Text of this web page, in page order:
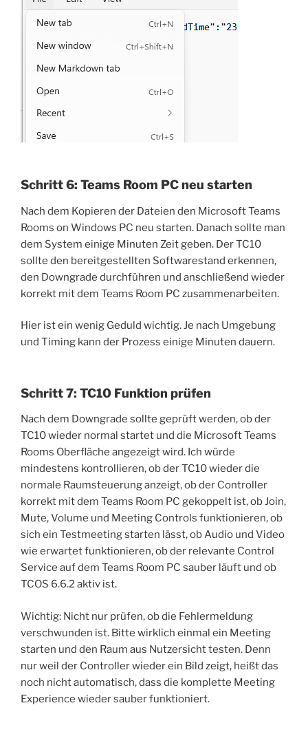
Schritt 6: Teams Room PC neu starten
Nach dem Kopieren der Dateien den Microsoft Teams
Rooms on Windows PC neu starten. Danach sollte man
dem System einige Minuten Zeit geben. Der TC10
sollte den bereitgestellten Softwarestand erkennen,
den Downgrade durchführen und anschließend wieder
korrekt mit dem Teams Room PC zusammenarbeiten.
Hier ist ein wenig Geduld wichtig. Je nach Umgebung
und Timing kann der Prozess einige Minuten dauern.
Schritt 7: TC10 Funktion prüfen
Nach dem Downgrade sollte geprüft werden, ob der
TC10 wieder normal startet und die Microsoft Teams
Rooms Oberfläche angezeigt wird. Ich würde
mindestens kontrollieren, ob der TC10 wieder die
normale Raumsteuerung anzeigt, ob der Controller
korrekt mit dem Teams Room PC gekoppelt ist, ob Join,
Mute, Volume und Meeting Controls funktionieren, ob
sich ein Testmeeting starten lässt, ob Audio und Video
wie erwartet funktionieren, ob der relevante Control
Service auf dem Teams Room PC sauber läuft und ob
TCOS 6.6.2 aktiv ist.
Wichtig: Nicht nur prüfen, ob die Fehlermeldung
verschwunden ist. Bitte wirklich einmal ein Meeting
starten und den Raum aus Nutzersicht testen. Denn
nur weil der Controller wieder ein Bild zeigt, heißt das
noch nicht automatisch, dass die komplette Meeting
Experience wieder sauber funktioniert.